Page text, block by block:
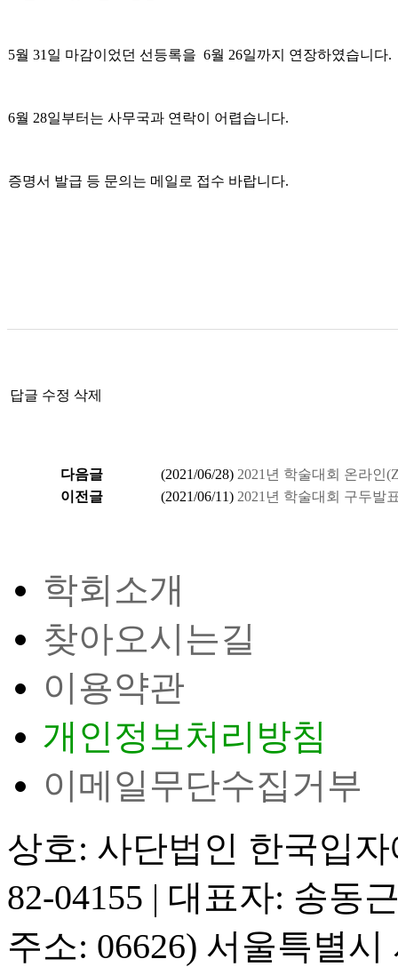
5월 31일 마감이었던 선등록을 6월 26일까지 연장하였습니다.
6월 28일부터는 사무국과 연락이 어렵습니다.
증명서 발급 등 문의는 메일로 접수 바랍니다.
답글 수정 삭제
다음글 (2021/06/28) 2021년 학술대회 온라인
이전글
(2021/06/11) 2021년 학술대회 구두발
학회소개
찾아오시는길
이용약관
개인정보처리방침
이메일무단수집거부
상호: 사단법인 한국입
82-04155 | 대표자: 송동
주소: 06626) 서울특별